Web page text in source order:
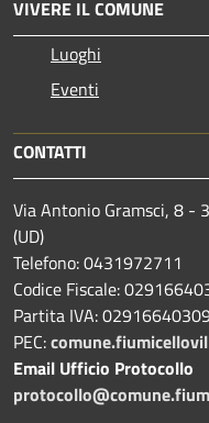
VIVERE IL COMUNE
Luoghi
Eventi
CONTATTI
Via Antonio Gramsci, 8 -
(UD)
Telefono: 0431972711
Codice Fiscale:
Partita IVA: 02916640309
PEC:
Email Ufficio Protocollo